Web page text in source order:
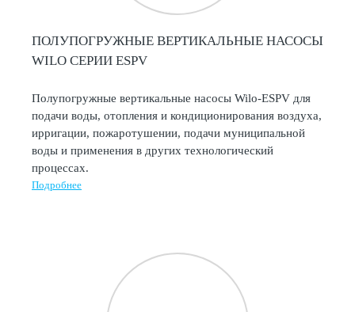
ПОЛУПОГРУЖНЫЕ ВЕРТИКАЛЬНЫЕ НАСОСЫ
WILO СЕРИИ ESPV
Полупогружные вертикальные насосы Wilo-ESPV для
подачи воды, отопления и кондиционирования воздуха,
ирригации, пожаротушении, подачи муниципальной
воды и применения в других технологический
процессах.
Подробнее